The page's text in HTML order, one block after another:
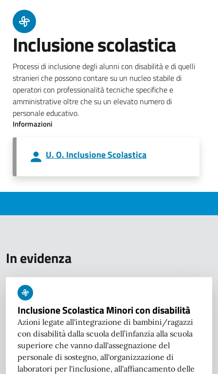
Inclusione scolastica
Processi di inclusione degli alunni con disabilità e di quelli
stranieri che possono contare su un nucleo stabile di
operatori con professionalità tecniche specifiche e
amministrative oltre che su un elevato numero di
personale educativo.
Informazioni
U. O. Inclusione Scolastica
In evidenza
Inclusione Scolastica Minori con disabilità
Azioni legate all'integrazione di bambini/ragazzi
con disabilità dalla scuola dell’infanzia alla scuola
superiore che vanno dall'assegnazione del
personale di sostegno, all'organizzazione di
laboratori per l'inclusione, all'affiancamento delle